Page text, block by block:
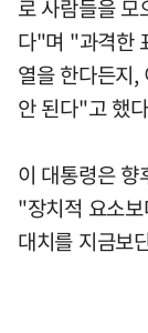
로 사람들을
다"며 "과격한
열을 한다든지,
안 된다"고 했
이 대통령은
"장치적 요소
대치를 지금보